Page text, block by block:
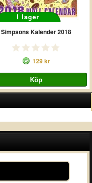
I lager
Simpsons Kalender 2018
129 kr